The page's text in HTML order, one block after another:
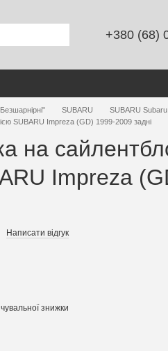
+380 (68)
SUBARU
SUBARU Subaru
SUBARU Impreza (GD) 1999-2009 задні
на
Impreza
Написати відгук
знижки